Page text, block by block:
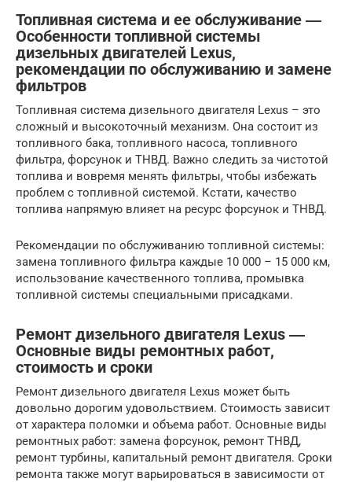
Топливная система и ее обслуживание ―
Особенности топливной системы
дизельных двигателей Lexus,
рекомендации по обслуживанию и замене
фильтров
Топливная система дизельного двигателя Lexus – это
сложный и высокоточный механизм. Она состоит из
топливного бака, топливного насоса, топливного
фильтра, форсунок и ТНВД. Важно следить за чистотой
топлива и вовремя менять фильтры, чтобы избежать
проблем с топливной системой. Кстати, качество
топлива напрямую влияет на ресурс форсунок и ТНВД.
Рекомендации по обслуживанию топливной системы:
замена топливного фильтра каждые 10 000 – 15 000 км,
использование качественного топлива, промывка
топливной системы специальными присадками.
Ремонт дизельного двигателя Lexus ―
Основные виды ремонтных работ,
стоимость и сроки
Ремонт дизельного двигателя Lexus может быть
довольно дорогим удовольствием. Стоимость зависит
от характера поломки и объема работ. Основные виды
ремонтных работ: замена форсунок, ремонт ТНВД,
ремонт турбины, капитальный ремонт двигателя. Сроки
ремонта также могут варьироваться в зависимости от